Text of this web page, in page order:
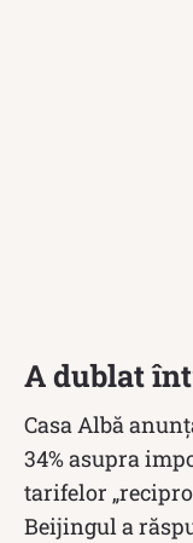
A dublat
Casa Albă
34% asupra
tarifelor
Beijingul a